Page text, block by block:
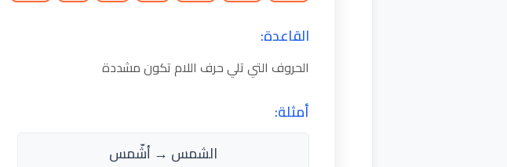
القاعدة:
الحروف التي تلي حرف اللام تكون مشددة
أمثلة:
الشمس → أشّمس